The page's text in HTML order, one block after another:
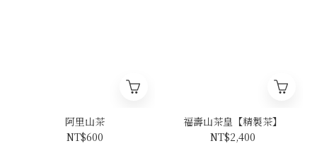
阿里山茶
NT$600
福壽山茶皇【精製茶】
NT$2,400